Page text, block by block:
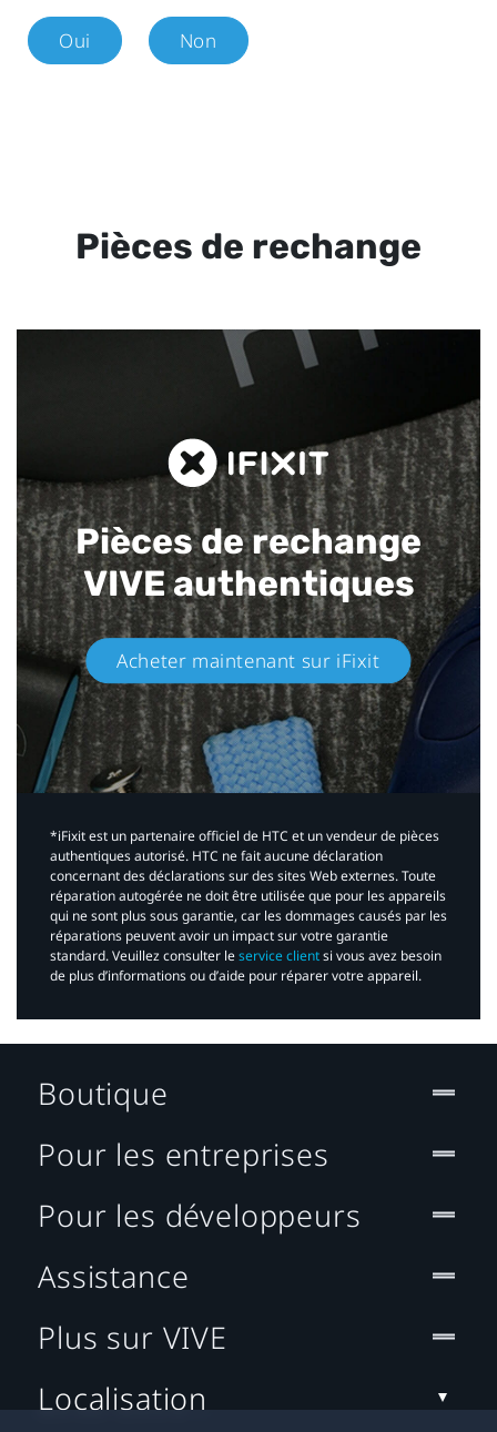
Oui Non
Pièces de rechange
Pièces de rechange
VIVE authentiques​
Acheter maintenant sur iFixit​
*iFixit est un partenaire officiel de HTC et un vendeur de pièces
authentiques autorisé. HTC ne fait aucune déclaration
concernant des déclarations sur des sites Web externes. Toute
réparation autogérée ne doit être utilisée que pour les appareils
qui ne sont plus sous garantie, car les dommages causés par les
réparations peuvent avoir un impact sur votre garantie
standard. Veuillez consulter leservice clientsi vous avez besoin
de plus d’informations ou d’aide pour réparer votre appareil.​
Boutique
Pour les entreprises
Pour les développeurs
Assistance
Plus sur VIVE
Localisation